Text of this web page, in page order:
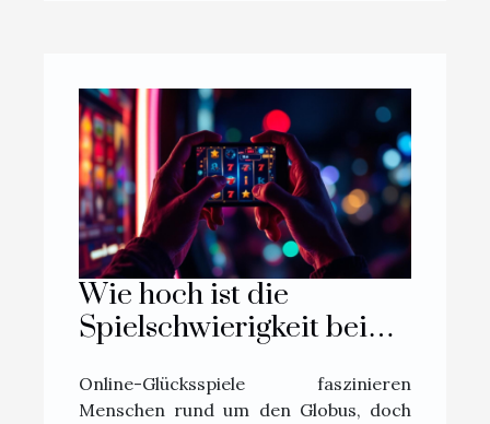
Wie hoch ist die
Spielschwierigkeit bei
Online-Glücksspiele faszinieren
Menschen rund um den Globus, doch